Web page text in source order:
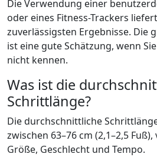
Die Verwendung einer
oder eines Fitness-Trackers
zuverlässigsten Ergebnisse. Die
ist eine gute Schätzung, wenn
nicht kennen.
Was ist die
Schrittlänge?
Die durchschnittliche
zwischen 63–76 cm (2,1–2,5
Größe, Geschlecht und Tempo.